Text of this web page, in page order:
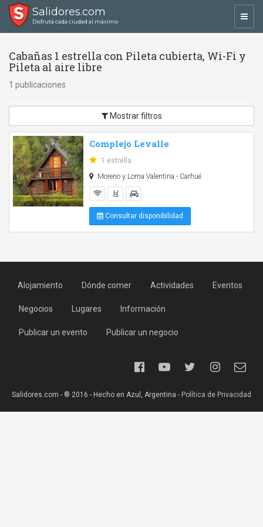
Salidores.com
Disfrutá cada ciudad al máximo
Cabañas 1 estrella con Pileta cubierta, Wi-Fi y
Pileta al aire libre
1 publicaciones
Mostrar filtros
Complejo Levalle
1 estrella
Moreno y Loma Valentina - Carhué
Consultar disponibilidad
Alojamiento Dónde comer Actividades Eventos
Negocios Lugares Información
Publicar un evento Publicar un negocio
Salidores.com - ® 2016 - Hecho en Azul, Argentina - Política de Privacidad